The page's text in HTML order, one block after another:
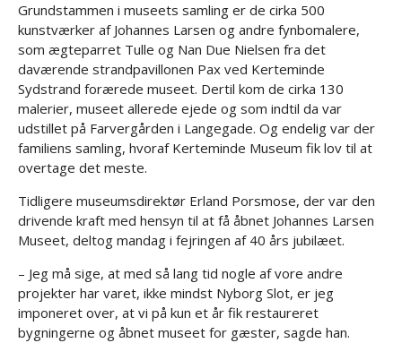
Grundstammen i museets samling er de cirka 500
kunstværker af Johannes Larsen og andre fynbomalere,
som ægteparret Tulle og Nan Due Nielsen fra det
daværende strandpavillonen Pax ved Kerteminde
Sydstrand forærede museet. Dertil kom de cirka 130
malerier, museet allerede ejede og som indtil da var
udstillet på Farvergården i Langegade. Og endelig var der
familiens samling, hvoraf Kerteminde Museum fik lov til at
overtage det meste.
Tidligere museumsdirektør Erland Porsmose, der var den
drivende kraft med hensyn til at få åbnet Johannes Larsen
Museet, deltog mandag i fejringen af 40 års jubilæet.
– Jeg må sige, at med så lang tid nogle af vore andre
projekter har varet, ikke mindst Nyborg Slot, er jeg
imponeret over, at vi på kun et år fik restaureret
bygningerne og åbnet museet for gæster, sagde han.